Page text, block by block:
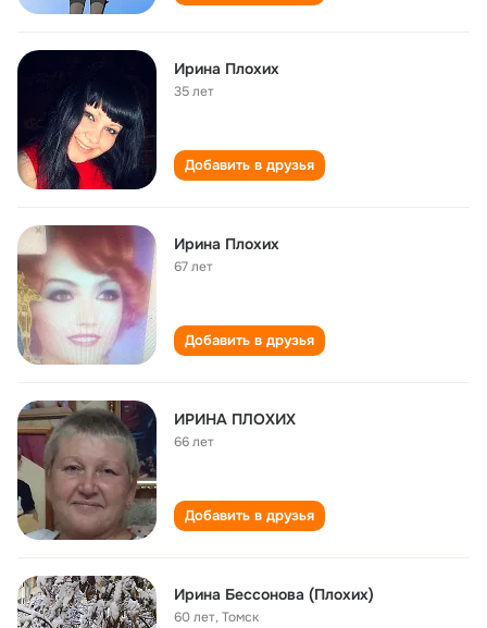
Ирина Плохих
35 лет
Добавить в друзья
Ирина Плохих
67 лет
Добавить в друзья
ИРИНА ПЛОХИХ
66 лет
Добавить в друзья
Ирина Бессонова (Плохих)
60 лет,Томск